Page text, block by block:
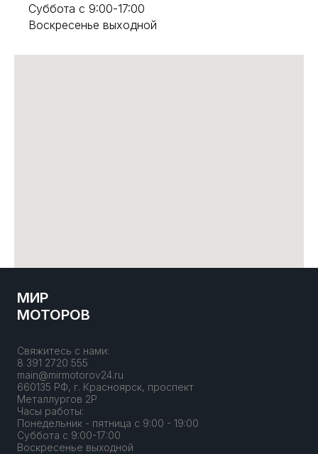
Суббота с 9:00-17:00
Воскресенье выходной
МИР
МОТОРОВ
Свяжитесь с нами:
8 391 2720 555
main@mirmotorov24.ru
660135 РФ, г. Красноярск, проспект
Металлургов 2Р
Часы работы:
Понедельник - пятница с 9:00 - 19:00
Суббота с 9:00-17:00
Воскресенье выходной